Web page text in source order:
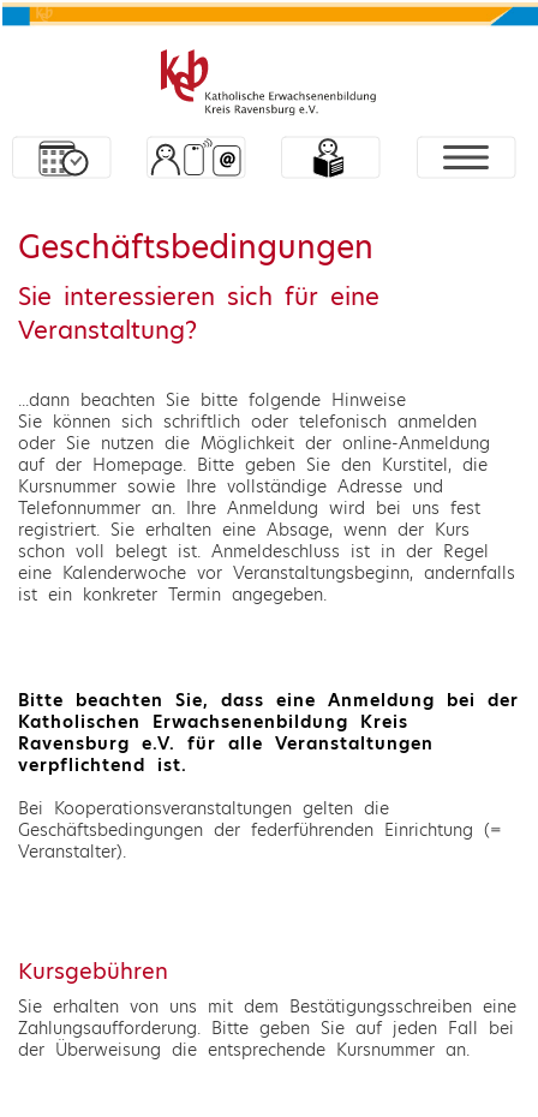
Geschäftsbedingungen
Sie interessieren sich für eine
Veranstaltung?
...dann beachten Sie bitte folgende Hinweise
Sie können sich schriftlich oder telefonisch anmelden
oder Sie nutzen die Möglichkeit der online-Anmeldung
auf der Homepage. Bitte geben Sie den Kurstitel, die
Kursnummer sowie Ihre vollständige Adresse und
Telefonnummer an. Ihre Anmeldung wird bei uns fest
registriert. Sie erhalten eine Absage, wenn der Kurs
schon voll belegt ist. Anmeldeschluss ist in der Regel
eine Kalenderwoche vor Veranstaltungsbeginn, andernfalls
ist ein konkreter Termin angegeben.
Bitte beachten Sie, dass eine Anmeldung bei der
Katholischen Erwachsenenbildung Kreis
Ravensburg e.V. für alle Veranstaltungen
verpflichtend ist.
Bei Kooperationsveranstaltungen gelten die
Geschäftsbedingungen der federführenden Einrichtung (=
Veranstalter).
Kursgebühren
Sie erhalten von uns mit dem Bestätigungsschreiben eine
Zahlungsaufforderung. Bitte geben Sie auf jeden Fall bei
der Überweisung die entsprechende Kursnummer an.